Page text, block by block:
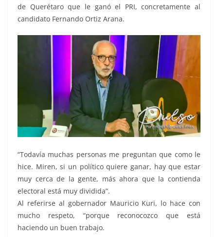
de Querétaro que le ganó el PRI, concretamente al
candidato Fernando Ortiz Arana.
“Todavía muchas personas me preguntan que como le
hice. Miren, si un político quiere ganar, hay que estar
muy cerca de la gente, más ahora que la contienda
electoral está muy dividida”.
Al referirse al gobernador Mauricio Kuri, lo hace con
mucho respeto, “porque reconocozco que está
haciendo un buen trabajo.